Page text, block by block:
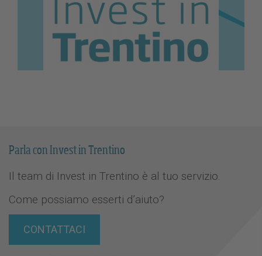
Parla con Invest in Trentino
Il team di Invest in Trentino è al tuo servizio.
Come possiamo esserti d’aiuto?
CONTATTACI